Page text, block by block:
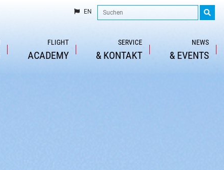
EN
FLIGHT
ACADEMY
SERVICE
& KONTAKT
NEWS
& EVENTS